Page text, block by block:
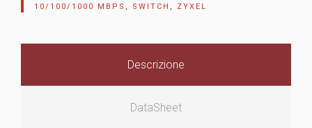
10/100/1000 MBPS , SWITCH , ZYXEL
Descrizione
DataSheet